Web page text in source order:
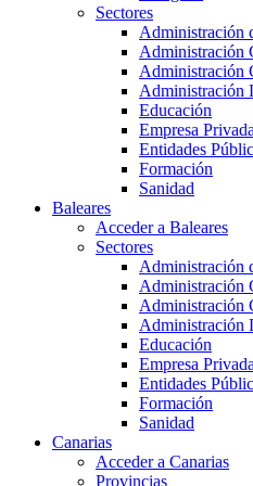
Sectores
Administración
Administración
Administración
Administración
Educación
Empresa Privada
Entidades
Formación
Sanidad
Baleares
Acceder a Baleares
Sectores
Administración
Administración
Administración
Administración
Educación
Empresa Privada
Entidades
Formación
Sanidad
Canarias
Acceder a Canarias
Provincias